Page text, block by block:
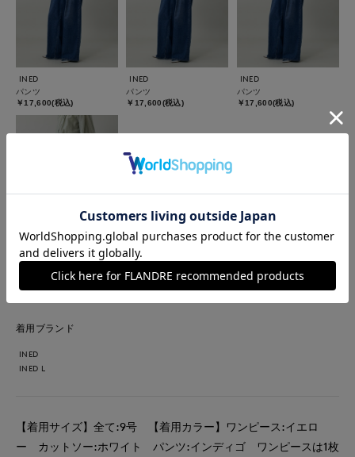
INED
パンツ
￥17,600(税込)
INED
パンツ
￥17,600(税込)
INED
パンツ
￥17,600(税込)
INED
パンツ
￥17,600(税込)
着用ブランド
INED
INED L
【着用サイズ】全て:9号 【着用カラー】ワンピース:イエロ
ー カットソー:ホワイト パンツ:インディゴ ワンピースは1枚